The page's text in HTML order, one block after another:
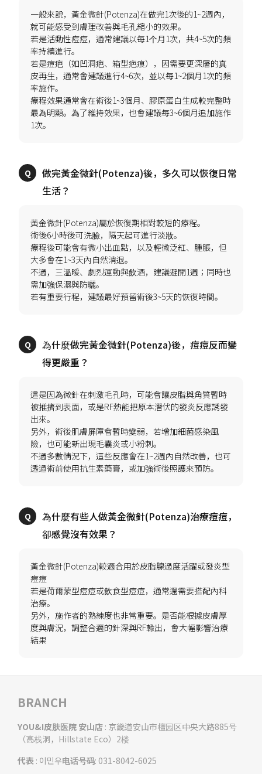
一般來說，黃金微針(Potenza)在做完1次後的1~2週內，
就可能感受到膚理改善與毛孔縮小的效果。
若是活動性痘痘，通常建議以每1个月1次，共4~5次的頻
率持續進行。
若是痘疤（如凹洞疤、箱型疤痕），因需要更深層的真
皮再生，通常會建議進行4~6次，並以每1~2個月1次的頻
率施作。
療程效果通常會在術後1~3個月、膠原蛋白生成較完整時
最為明顯。為了維持效果，也會建議每3~6個月追加施作
做完黃金微針(Potenza)後，多久可以恢復日常
黃金微針(Potenza)屬於恢復期相對較短的療程。
術後6小時後可洗臉，隔天起可進行淡妝。
療程後可能會有微小出血點，以及輕微泛紅、腫脹，但
大多會在1~3天內自然消退。
不過，三溫暖、劇烈運動與飲酒，建議避開1週；同時也
需加強保濕與防曬。
為什麼做完黃金微針(Potenza)後，痘痘反而變
這是因為微針在刺激毛孔時，可能會讓皮脂與角質暫時
被推擠到表面，或是RF熱能把原本潛伏的發炎反應誘發
出來。
另外，術後肌膚屏障會暫時變弱，若增加細菌感染風
險，也可能新出現毛囊炎或小粉刺。
不過多數情況下，這些反應會在1~2週內自然改善，也可
為什麼有些人做黃金微針(Potenza)治療痘痘，
黃金微針(Potenza)較適合用於皮脂腺過度活躍或發炎型
痘痘
若是荷爾蒙型痘痘或飲食型痘痘，通常還需要搭配內科
治療。
另外，施作者的熟練度也非常重要。是否能根據皮膚厚
度與膚況，調整合適的針深與RF輸出，會大幅影響治療
BRANCH
YOU&I皮肤医院 安山店 : 京畿道安山市檀园区中央大路885号
（高栈洞，Hillstate Eco）2楼
代表 : 이민우电话号码: 031-8042-6025